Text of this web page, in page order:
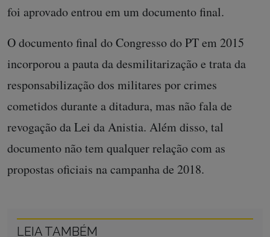
foi aprovado entrou em um documento final.
O documento final do Congresso do PT em 2015
incorporou a pauta da desmilitarização e trata da
responsabilização dos militares por crimes
cometidos durante a ditadura, mas não fala de
revogação da Lei da Anistia. Além disso, tal
documento não tem qualquer relação com as
propostas oficiais na campanha de 2018.
LEIA TAMBÉM